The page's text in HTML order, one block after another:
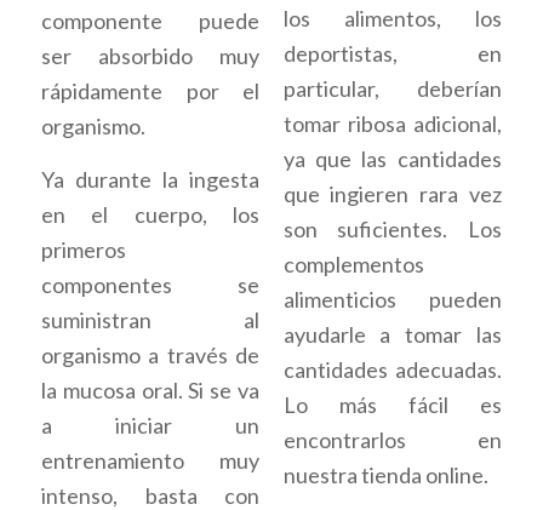
componente puede
ser absorbido muy
rápidamente por el
organismo.
Ya durante la ingesta
en el cuerpo, los
primeros
componentes se
suministran al
organismo a través de
la mucosa oral. Si se va
a iniciar un
entrenamiento muy
intenso, basta con
los alimentos, los
deportistas, en
particular, deberían
tomar ribosa adicional,
ya que las cantidades
que ingieren rara vez
son suficientes. Los
complementos
alimenticios pueden
ayudarle a tomar las
cantidades adecuadas.
Lo más fácil es
encontrarlos en
nuestra tienda online.